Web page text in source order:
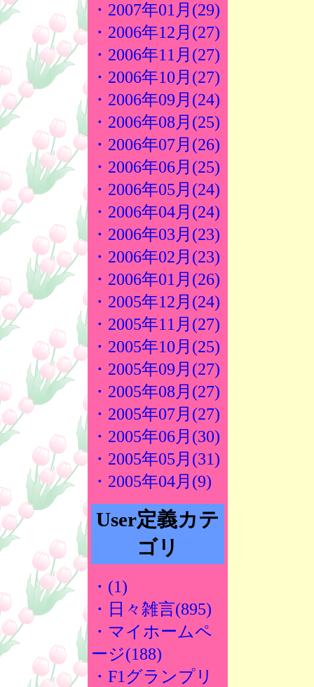
・2007年01月(29)
・2006年12月(27)
・2006年11月(27)
・2006年10月(27)
・2006年09月(24)
・2006年08月(25)
・2006年07月(26)
・2006年06月(25)
・2006年05月(24)
・2006年04月(24)
・2006年03月(23)
・2006年02月(23)
・2006年01月(26)
・2005年12月(24)
・2005年11月(27)
・2005年10月(25)
・2005年09月(27)
・2005年08月(27)
・2005年07月(27)
・2005年06月(30)
・2005年05月(31)
・2005年04月(9)
User定義カテ
ゴリ
・(1)
・日々雑言(895)
・マイホームペ
ージ(188)
・F1グランプリ